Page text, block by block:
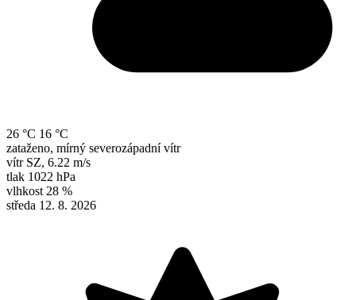
26 °C 16 °C
zataženo, mírný severozápadní vítr
vítr SZ, 6.22 m/s
tlak 1022 hPa
vlhkost 28 %
středa 12. 8. 2026